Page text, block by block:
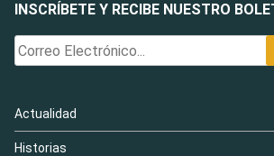
INSCRÍBETE Y RECIBE NUESTRO
Actualidad
Historias